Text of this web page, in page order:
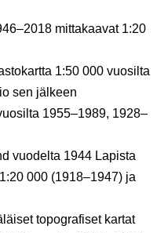
mittakaavat 1:20
1:50 000 vuosilta
sen jälkeen
1955–1989, 1928–
vuodelta 1944 Lapista
000 (1918–1947) ja
topografiset kartat